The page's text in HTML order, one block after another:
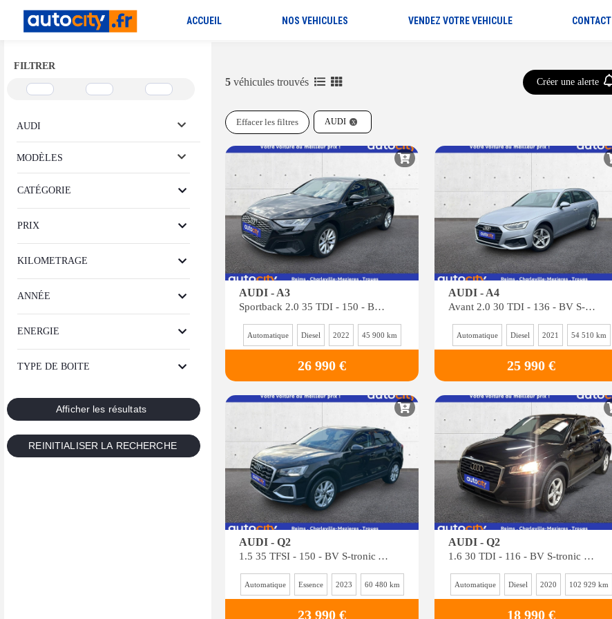
ACCUEIL NOS VEHICULES VENDEZ VOTRE VEHICULE CONTACT
FILTRER
AUDI
MODÈLES
CATÉGORIE
PRIX
KILOMETRAGE
ANNÉE
ENERGIE
TYPE DE BOITE
5 véhicules trouvés Créer une alerte
AUDI
Effacer les filtres
AUDI - A3
Sportback 2.0 35 TDI - 150 - BV S-Tronic 7 SPORTBACK Business Line
Automatique Diesel 2022 45 900 km
26 990 €
AUDI - A4
Avant 2.0 30 TDI - 136 - BV S-tronic AVANT BREAK Business line
Automatique Diesel 2021 54 510 km
25 990 €
AUDI - Q2
1.5 35 TFSI - 150 - BV S-tronic Advanced PHASE 2
Automatique Essence 2023 60 480 km
23 990 €
AUDI - Q2
1.6 30 TDI - 116 - BV S-tronic Business line
Automatique Diesel 2020 102 929 km
18 990 €